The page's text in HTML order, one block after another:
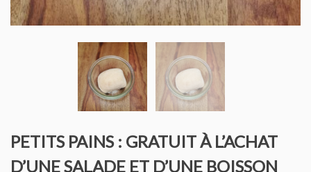
PETITS PAINS : GRATUIT À L’ACHAT
D’UNE SALADE ET D’UNE BOISSON